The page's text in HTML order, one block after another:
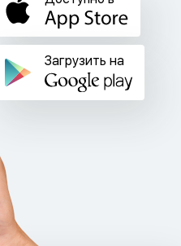
Загрузить на